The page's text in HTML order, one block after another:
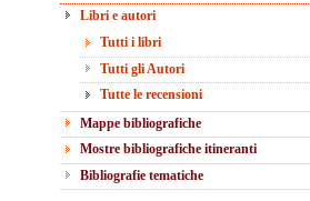
Libri e autori
Tutti i libri
Tutti gli Autori
Tutte le recensioni
Mappe bibliografiche
Mostre bibliografiche itineranti
Bibliografie tematiche